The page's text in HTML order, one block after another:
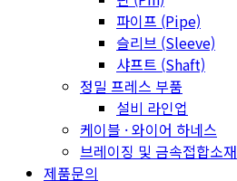
파이프 (Pipe)
슬리브 (Sleeve)
샤프트 (Shaft)
정밀 프레스 부품
설비 라인업
케이블 · 와이어 하네스
브레이징 및 금속접합소재
제품문의